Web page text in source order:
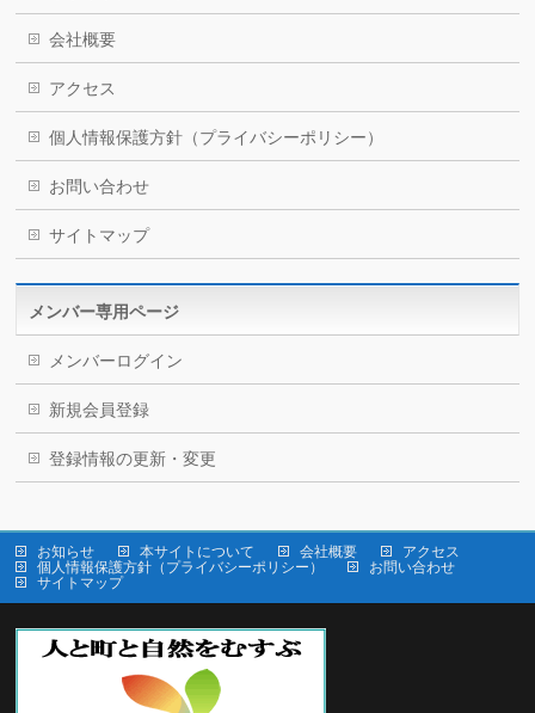
会社概要
アクセス
個人情報保護方針（プライバシーポリシー）
お問い合わせ
サイトマップ
メンバー専用ページ
メンバーログイン
新規会員登録
登録情報の更新・変更
お知らせ 本サイトについて 会社概要
アクセス
個人情報保護方針（プライバシーポリシー）
お問い合わせ
サイトマップ